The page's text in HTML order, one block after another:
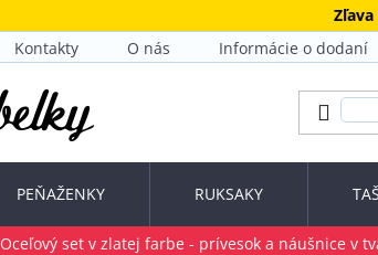
Zľava
Kontakty O nás Informácie o dodaní
PEŇAŽENKY RUKSAKY
Oceľový set v zlatej farbe - prívesok a náušnice v